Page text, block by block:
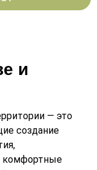
и
— это
создание
комфортные